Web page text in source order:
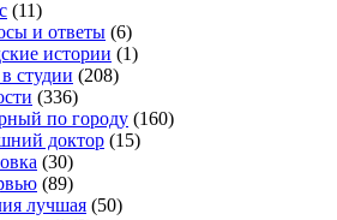
(11)
и ответы (6)
истории (1)
студии (208)
(336)
по городу (160)
доктор (15)
(30)
(89)
лучшая (50)